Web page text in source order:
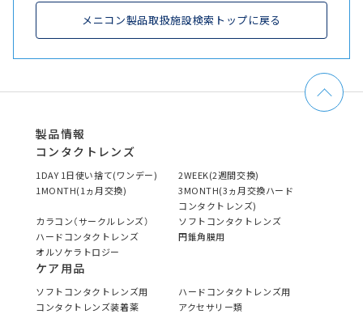
メニコン製品取扱施設検索トップに戻る
製品情報
コンタクトレンズ
1DAY 1日使い捨て(ワンデー)
2WEEK(2週間交換)
1MONTH(1ヵ月交換)
3MONTH(3ヵ月交換ハード
コンタクトレンズ)
カラコン（サークルレンズ）
ソフトコンタクトレンズ
ハードコンタクトレンズ
円錐角膜用
オルソケラトロジー
ケア用品
ソフトコンタクトレンズ用
ハードコンタクトレンズ用
コンタクトレンズ装着薬
アクセサリー類